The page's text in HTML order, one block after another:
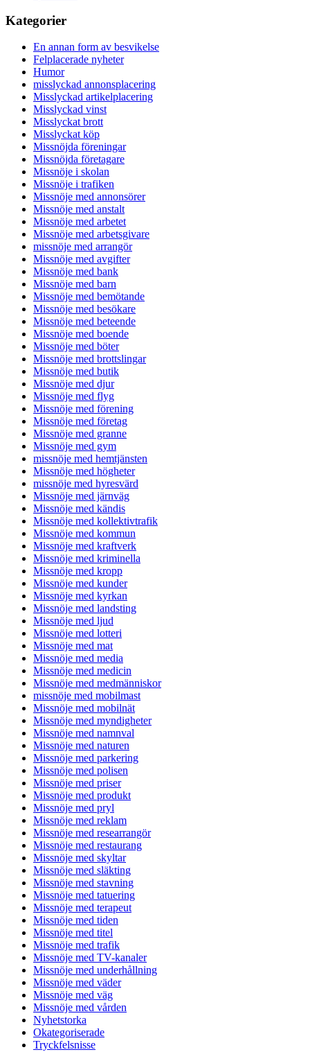
Kategorier
En annan form av besvikelse
Felplacerade nyheter
Humor
misslyckad annonsplacering
Misslyckad artikelplacering
Misslyckad vinst
Misslyckat brott
Misslyckat köp
Missnöjda föreningar
Missnöjda företagare
Missnöje i skolan
Missnöje i trafiken
Missnöje med annonsörer
Missnöje med anstalt
Missnöje med arbetet
Missnöje med arbetsgivare
missnöje med arrangör
Missnöje med avgifter
Missnöje med bank
Missnöje med barn
Missnöje med bemötande
Missnöje med besökare
Missnöje med beteende
Missnöje med boende
Missnöje med böter
Missnöje med brottslingar
Missnöje med butik
Missnöje med djur
Missnöje med flyg
Missnöje med förening
Missnöje med företag
Missnöje med granne
Missnöje med gym
missnöje med hemtjänsten
Missnöje med högheter
missnöje med hyresvärd
Missnöje med järnväg
Missnöje med kändis
Missnöje med kollektivtrafik
Missnöje med kommun
Missnöje med kraftverk
Missnöje med kriminella
Missnöje med kropp
Missnöje med kunder
Missnöje med kyrkan
Missnöje med landsting
Missnöje med ljud
Missnöje med lotteri
Missnöje med mat
Missnöje med media
Missnöje med medicin
Missnöje med medmänniskor
missnöje med mobilmast
Missnöje med mobilnät
Missnöje med myndigheter
Missnöje med namnval
Missnöje med naturen
Missnöje med parkering
Missnöje med polisen
Missnöje med priser
Missnöje med produkt
Missnöje med pryl
Missnöje med reklam
Missnöje med researrangör
Missnöje med restaurang
Missnöje med skyltar
Missnöje med släkting
Missnöje med stavning
Missnöje med tatuering
Missnöje med terapeut
Missnöje med tiden
Missnöje med titel
Missnöje med trafik
Missnöje med TV-kanaler
Missnöje med underhållning
Missnöje med väder
Missnöje med väg
Missnöje med vården
Nyhetstorka
Okategoriserade
Tryckfelsnisse